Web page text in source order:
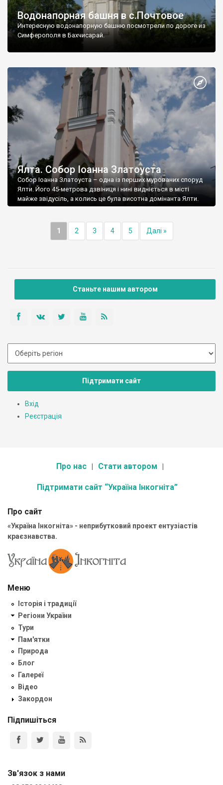
Водонапорная башня в с.Почтовое
Интересную водонапорную башню посмотрели по дороге из
Симферополя в Бахчисарай.
Ялта. Собор Іоанна Златоуста
Собор Іоанна Златоуста – одна із перших мурованих споруд
Ялти. Його 45-метрова дзвіниця і нині видніється в місті
майже звідусіль, а колись це була висотна домінанта Ялти.
1 2 3 4 5 Далі »
Станьте нашим автором
Підтримати сайт
Вхід
Реєстрація
Про нас Стати автором
Підтримати сайт “Україна Інкогніта”
Про сайт
«Україна Інкогніта» - неприбутковий проект ентузіастів
краєзнавства.
Меню
Історія і традиції
Регіони України
Тури
Пам'ятки
Природа
Блог
Галереї
Відео
Закордон
Підпишіться
Зв'язок з нами